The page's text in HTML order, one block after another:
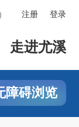
注册 登录
走进尤溪
障碍浏览